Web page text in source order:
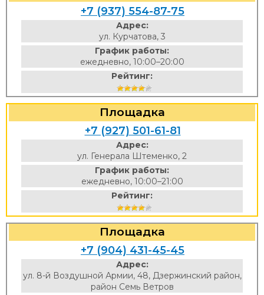
+7 (937) 554-87-75
Адрес:
ул. Курчатова, 3
График работы:
ежедневно, 10:00–20:00
Рейтинг:
Площадка
+7 (927) 501-61-81
Адрес:
ул. Генерала Штеменко, 2
График работы:
ежедневно, 10:00–21:00
Рейтинг:
Площадка
+7 (904) 431-45-45
Адрес:
ул. 8-й Воздушной Армии, 48, Дзержинский район,
район Семь Ветров